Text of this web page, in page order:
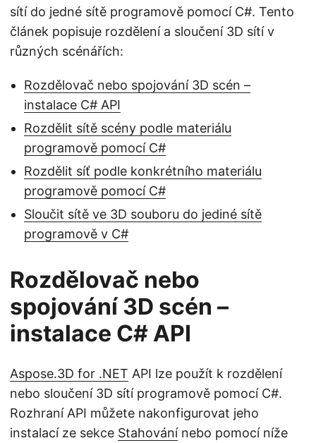
sítí do jedné sítě programově pomocí C#. Tento
článek popisuje rozdělení a sloučení 3D sítí v
různých scénářích:
Rozdělovač nebo spojování 3D scén –
instalace C# API
Rozdělit sítě scény podle materiálu
programově pomocí C#
Rozdělit síť podle konkrétního materiálu
programově pomocí C#
Sloučit sítě ve 3D souboru do jediné sítě
programově v C#
Rozdělovač nebo
spojování 3D scén –
instalace C# API
Aspose.3D for .NET API lze použít k rozdělení
nebo sloučení 3D sítí programově pomocí C#.
Rozhraní API můžete nakonfigurovat jeho
instalací ze sekce Stahovánínebo pomocí níže